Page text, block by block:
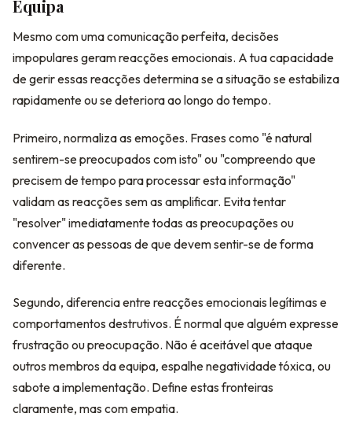
Equipa
Mesmo com uma comunicação perfeita, decisões
impopulares geram reacções emocionais. A tua capacidade
de gerir essas reacções determina se a situação se estabiliza
rapidamente ou se deteriora ao longo do tempo.
Primeiro, normaliza as emoções. Frases como "é natural
sentirem-se preocupados com isto" ou "compreendo que
precisem de tempo para processar esta informação"
validam as reacções sem as amplificar. Evita tentar
"resolver" imediatamente todas as preocupações ou
convencer as pessoas de que devem sentir-se de forma
diferente.
Segundo, diferencia entre reacções emocionais legítimas e
comportamentos destrutivos. É normal que alguém expresse
frustração ou preocupação. Não é aceitável que ataque
outros membros da equipa, espalhe negatividade tóxica, ou
sabote a implementação. Define estas fronteiras
claramente, mas com empatia.